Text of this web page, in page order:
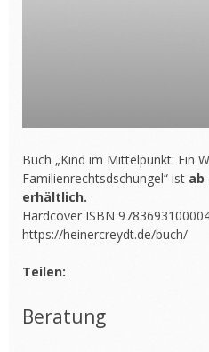
Buch „Kind im Mittelpunkt: Ein
Familienrechtsdschungel“ ist ab
erhältlich.
Hardcover ISBN
https://heinercreydt.de/buch/
Teilen:
Beratung